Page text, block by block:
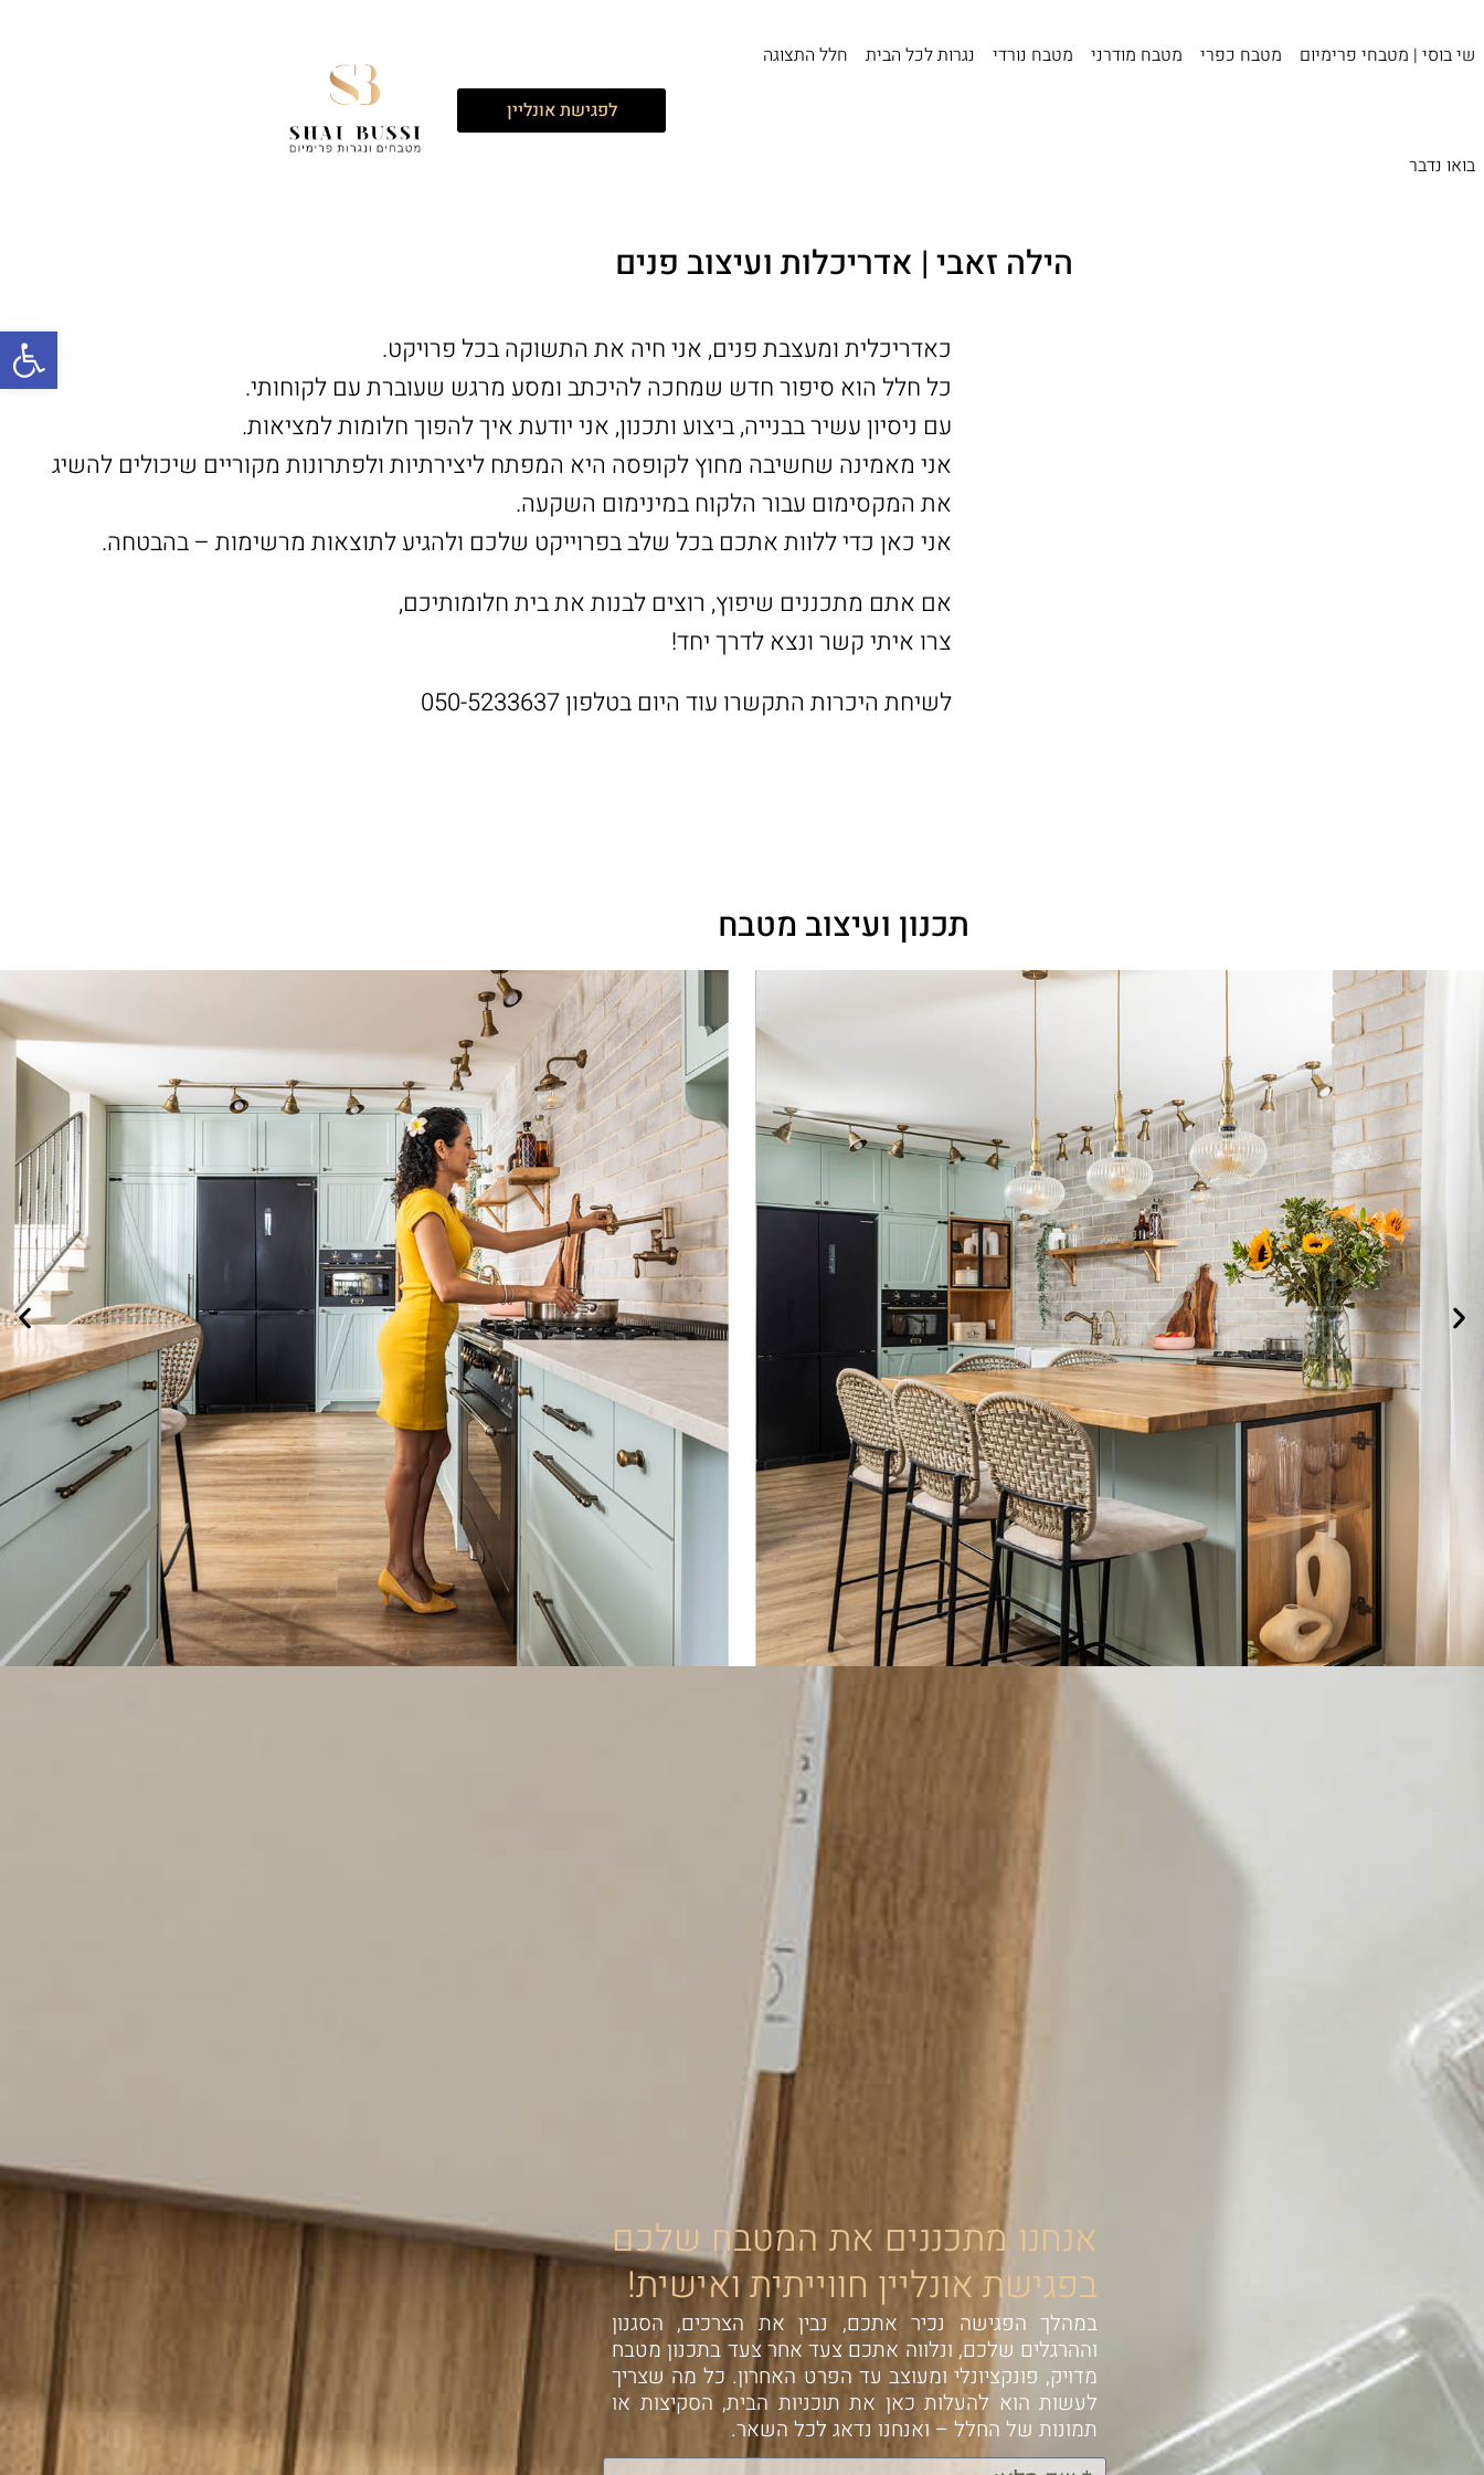
שי בוסי | מטבחי פרימיום מטבח כפרי מטבח מודרני מטבח נורדי נגרות לכל הבית חלל התצוגה
בואו נדבר
לפגישת אונליין
הילה זאבי | אדריכלות ועיצוב פנים
כאדריכלית ומעצבת פנים, אני חיה את התשוקה בכל פרויקט.
כל חלל הוא סיפור חדש שמחכה להיכתב ומסע מרגש שעוברת עם לקוחותי.
עם ניסיון עשיר בבנייה, ביצוע ותכנון, אני יודעת איך להפוך חלומות למציאות.
אני מאמינה שחשיבה מחוץ לקופסה היא המפתח ליצירתיות ולפתרונות מקוריים שיכולים להשיג
את המקסימום עבור הלקוח במינימום השקעה.
אני כאן כדי ללוות אתכם בכל שלב בפרוייקט שלכם ולהגיע לתוצאות מרשימות – בהבטחה.
אם אתם מתכננים שיפוץ, רוצים לבנות את בית חלומותיכם,
צרו איתי קשר ונצא לדרך יחד!
לשיחת היכרות התקשרו עוד היום בטלפון050-5233637
תכנון ועיצוב מטבח
אנחנו מתכננים את המטבח שלכם
בפגישת אונליין חווייתית ואישית!
במהלך הפגישה נכיר אתכם, נבין את הצרכים, הסגנון
וההרגלים שלכם, ונלווה אתכם צעד אחר צעד בתכנון מטבח
מדויק, פונקציונלי ומעוצב עד הפרט האחרון. כל מה שצריך
לעשות הוא להעלות כאן את תוכניות הבית, הסקיצות או
תמונות של החלל – ואנחנו נדאג לכל השאר.